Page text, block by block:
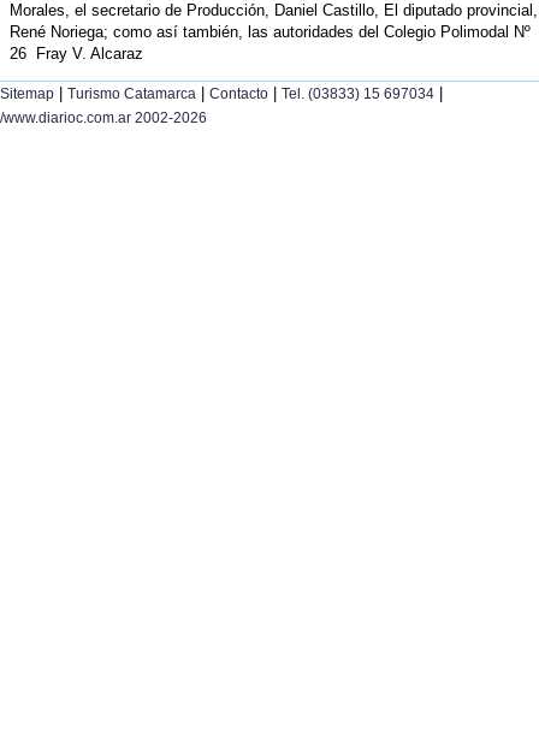
Morales, el secretario de Producción, Daniel Castillo, El diputado provincial,
René Noriega; como así también, las autoridades del Colegio Polimodal Nº
26  Fray V. Alcaraz
Sitemap Turismo Catamarca Contacto Tel. (03833) 15 697034
/www.diarioc.com.ar 2002-2026